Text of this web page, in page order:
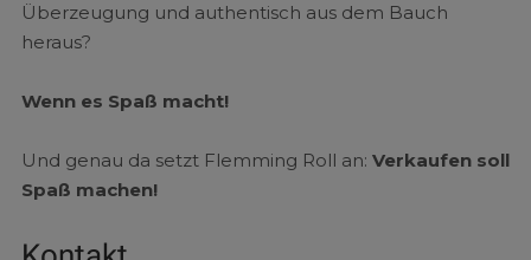
Überzeugung und authentisch aus dem Bauch
heraus?
Wenn es Spaß macht!
Und genau da setzt Flemming Roll an: Verkaufen soll
Spaß machen!